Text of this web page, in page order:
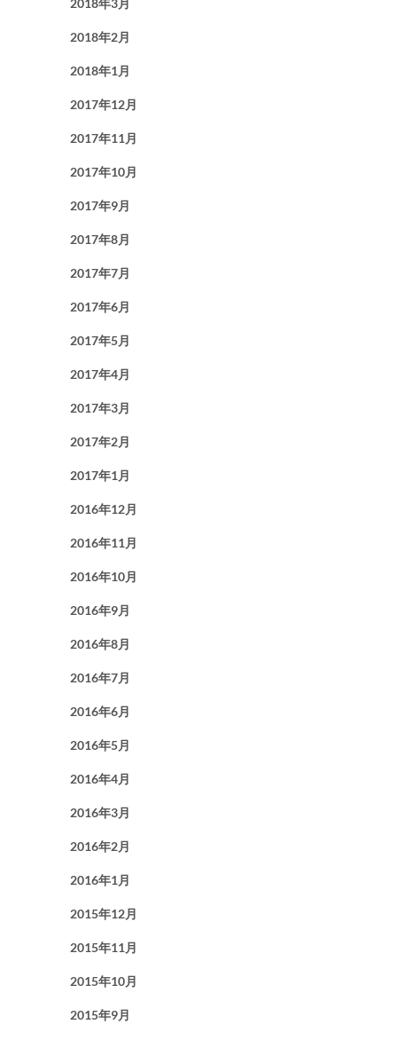
2018年3月
2018年2月
2018年1月
2017年12月
2017年11月
2017年10月
2017年9月
2017年8月
2017年7月
2017年6月
2017年5月
2017年4月
2017年3月
2017年2月
2017年1月
2016年12月
2016年11月
2016年10月
2016年9月
2016年8月
2016年7月
2016年6月
2016年5月
2016年4月
2016年3月
2016年2月
2016年1月
2015年12月
2015年11月
2015年10月
2015年9月